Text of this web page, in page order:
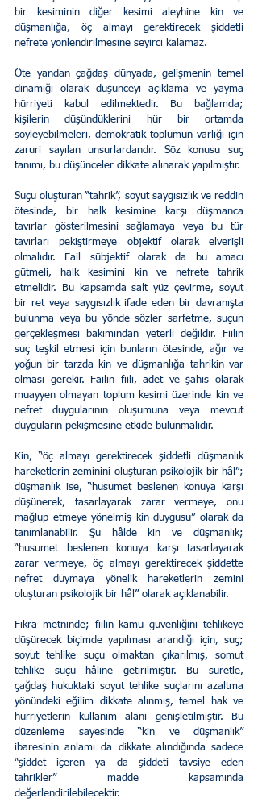
bir kesiminin diğer kesimi aleyhine kin ve
düşmanlığa, öç almayı gerektirecek şiddetli
nefrete yönlendirilmesine seyirci kalamaz.
Öte yandan çağdaş dünyada, gelişmenin temel
dinamiği olarak düşünceyi açıklama ve yayma
hürriyeti kabul edilmektedir. Bu bağlamda;
kişilerin düşündüklerini hür bir ortamda
söyleyebilmeleri, demokratik toplumun varlığı için
zaruri sayılan unsurlardandır. Söz konusu suç
tanımı, bu düşünceler dikkate alınarak yapılmıştır.
Suçu oluşturan “tahrik”, soyut saygısızlık ve reddin
ötesinde, bir halk kesimine karşı düşmanca
tavırlar gösterilmesini sağlamaya veya bu tür
tavırları pekiştirmeye objektif olarak elverişli
olmalıdır. Fail sübjektif olarak da bu amacı
gütmeli, halk kesimini kin ve nefrete tahrik
etmelidir. Bu kapsamda salt yüz çevirme, soyut
bir ret veya saygısızlık ifade eden bir davranışta
bulunma veya bu yönde sözler sarfetme, suçun
gerçekleşmesi bakımından yeterli değildir. Fiilin
suç teşkil etmesi için bunların ötesinde, ağır ve
yoğun bir tarzda kin ve düşmanlığa tahrikin var
olması gerekir. Failin fiili, adet ve şahıs olarak
muayyen olmayan toplum kesimi üzerinde kin ve
nefret duygularının oluşumuna veya mevcut
duyguların pekişmesine etkide bulunmalıdır.
Kin, “öç almayı gerektirecek şiddetli düşmanlık
hareketlerin zeminini oluşturan psikolojik bir hâl”;
düşmanlık ise, “husumet beslenen konuya karşı
düşünerek, tasarlayarak zarar vermeye, onu
mağlup etmeye yönelmiş kin duygusu” olarak da
tanımlanabilir. Şu hâlde kin ve düşmanlık;
“husumet beslenen konuya karşı tasarlayarak
zarar vermeye, öç almayı gerektirecek şiddette
nefret duymaya yönelik hareketlerin zemini
oluşturan psikolojik bir hâl” olarak açıklanabilir.
Fıkra metninde; fiilin kamu güvenliğini tehlikeye
düşürecek biçimde yapılması arandığı için, suç;
soyut tehlike suçu olmaktan çıkarılmış, somut
tehlike suçu hâline getirilmiştir. Bu suretle,
çağdaş hukuktaki soyut tehlike suçlarını azaltma
yönündeki eğilim dikkate alınmış, temel hak ve
hürriyetlerin kullanım alanı genişletilmiştir. Bu
düzenleme sayesinde “kin ve düşmanlık”
ibaresinin anlamı da dikkate alındığında sadece
“şiddet içeren ya da şiddeti tavsiye eden
tahrikler” madde kapsamında
değerlendirilebilecektir.